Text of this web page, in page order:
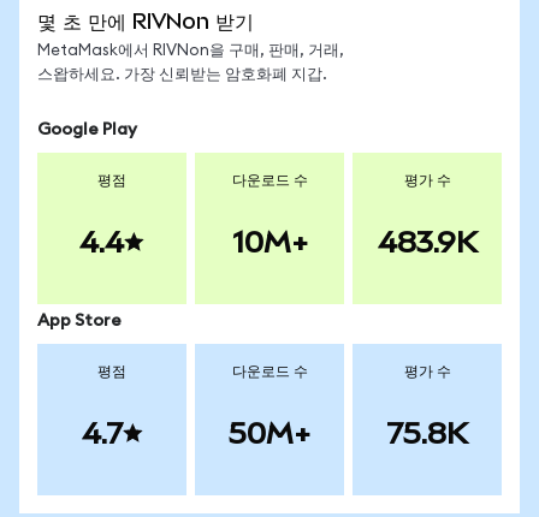
몇 초 만에 RIVNon 받기
MetaMask에서 RIVNon을 구매, 판매, 거래,
스왑하세요. 가장 신뢰받는 암호화폐 지갑.
Google Play
평점
4.4
다운로드 수
10M+
평가 수
483.9K
App Store
평점
4.7
다운로드 수
50M+
평가 수
75.8K